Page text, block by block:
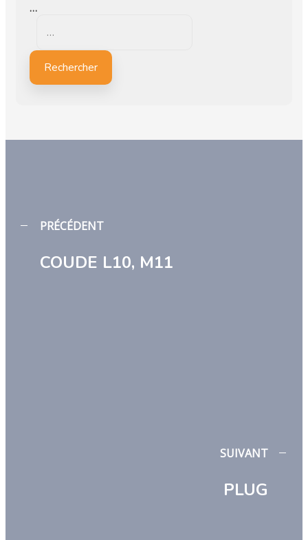
…
Rechercher
PRÉCÉDENT
COUDE L10, M11
SUIVANT
PLUG